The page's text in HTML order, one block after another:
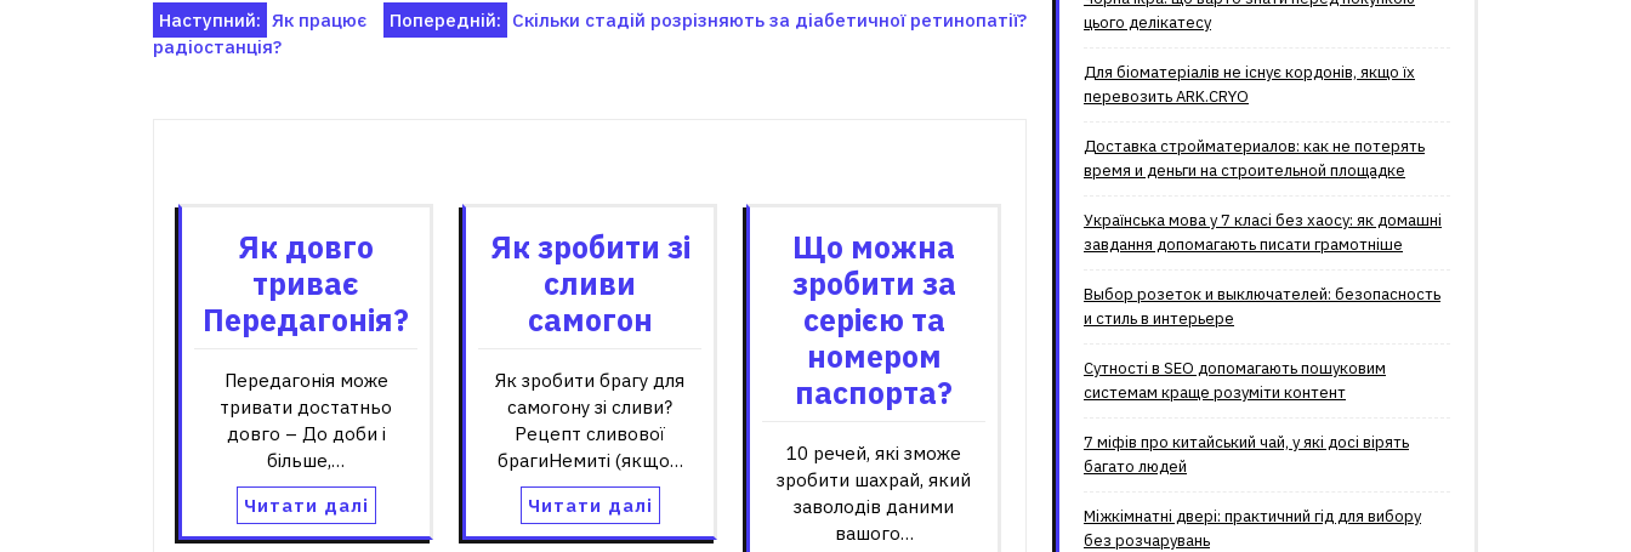
Навігація
Попередній: Скільки стадій розрізняють за діабетичної ретинопатії?
Наступний: Як працює
радіостанція?
Як довго
триває
Передагонія?
Передагонія може
тривати достатньо
довго – До доби і
більше,…
Читати далі
Як зробити зі
сливи
самогон
Як зробити брагу для
самогону зі сливи?
Рецепт сливової
брагиНемиті (якщо…
Читати далі
Що можна
зробити за
серією та
номером
паспорта?
10 речей, які зможе
зробити шахрай, який
заволодів даними
вашого…
цього делікатесу
Для біоматеріалів не існує кордонів, якщо їх
перевозить ARK.CRYO
Доставка стройматериалов: как не потерять
время и деньги на строительной площадке
Українська мова у 7 класі без хаосу: як домашні
завдання допомагають писати грамотніше
Выбор розеток и выключателей: безопасность
и стиль в интерьере
Сутності в SEO допомагають пошуковим
системам краще розуміти контент
7 міфів про китайський чай, у які досі вірять
багато людей
Міжкімнатні двері: практичний гід для вибору
без розчарувань